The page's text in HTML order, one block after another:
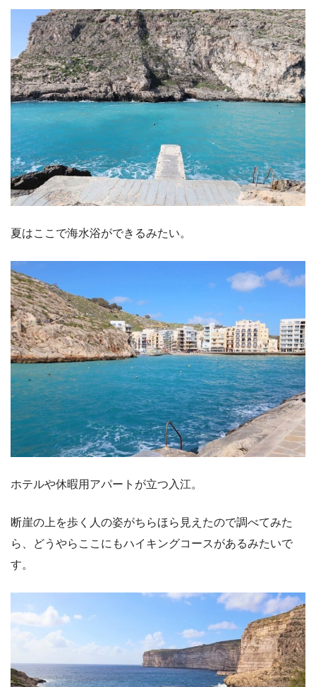
夏はここで海水浴ができるみたい。
ホテルや休暇用アパートが立つ入江。
断崖の上を歩く人の姿がちらほら見えたので調べてみた
ら、どうやらここにもハイキングコースがあるみたいで
す。